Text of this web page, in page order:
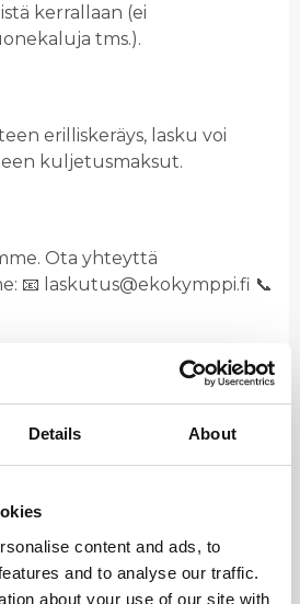
Details About
content and ads, to
and to analyse our traffic.
about your use of our site with
kerrallaan (ei
tms.).
erilliskeräys, lasku voi
kuljetusmaksut.
Ota yhteyttä
📧 laskutus@ekokymppi.fi 📞